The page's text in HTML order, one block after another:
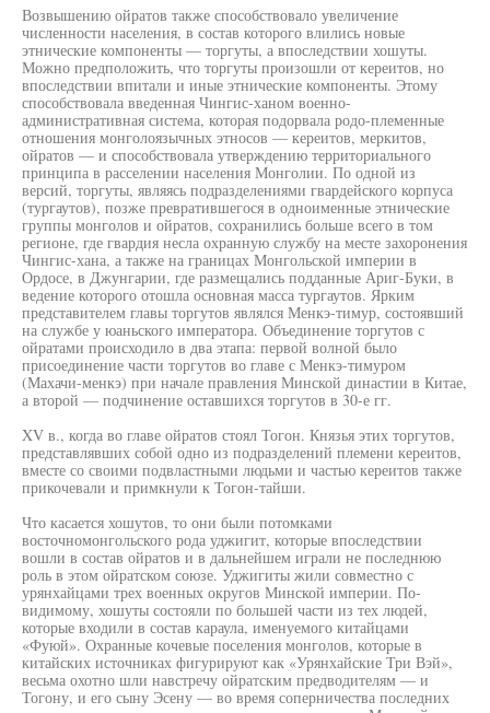
Возвышению ойратов также способствовало увеличение
численности населения, в состав которого влились новые
этнические компоненты — торгуты, а впоследствии хошуты.
Можно предположить, что торгуты произошли от кереитов, но
впоследствии впитали и иные этнические компоненты. Этому
способствовала введенная Чингис-ханом военно-
административная система, которая подорвала родо-племенные
отношения монголоязычных этносов — кереитов, меркитов,
ойратов — и способствовала утверждению территориального
принципа в расселении населения Монголии. По одной из
версий, торгуты, являясь подразделениями гвардейского корпуса
(тургаутов), позже превратившегося в одноименные этнические
группы монголов и ойратов, сохранились больше всего в том
регионе, где гвардия несла охранную службу на месте захоронения
Чингис-хана, а также на границах Монгольской империи в
Ордосе, в Джунгарии, где размещались подданные Ариг-Буки, в
ведение которого отошла основная масса тургаутов. Ярким
представителем главы торгутов являлся Менкэ-тимур, состоявший
на службе у юаньского императора. Объединение торгутов с
ойратами происходило в два этапа: первой волной было
присоединение части торгутов во главе с Менкэ-тимуром
(Махачи-менкэ) при начале правления Минской династии в Китае,
а второй — подчинение оставшихся торгутов в 30-е гг.
XV в., когда во главе ойратов стоял Тогон. Князья этих торгутов,
представлявших собой одно из подразделений племени кереитов,
вместе со своими подвластными людьми и частью кереитов также
прикочевали и примкнули к Тогон-тайши.
Что касается хошутов, то они были потомками
восточномонгольского рода уджигит, которые впоследствии
вошли в состав ойратов и в дальнейшем играли не последнюю
роль в этом ойратском союзе. Уджигиты жили совместно с
урянхайцами трех военных округов Минской империи. По-
видимому, хошуты состояли по большей части из тех людей,
которые входили в состав караула, именуемого китайцами
«Фуюй». Охранные кочевые поселения монголов, которые в
китайских источниках фигурируют как «Урянхайские Три Вэй»,
весьма охотно шли навстречу ойратским предводителям — и
Тогону, и его сыну Эсену — во время соперничества последних